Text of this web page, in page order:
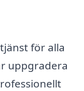
för alla
uppgradera